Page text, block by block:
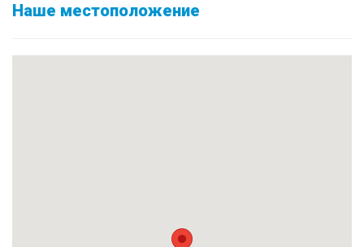
Наше местоположение